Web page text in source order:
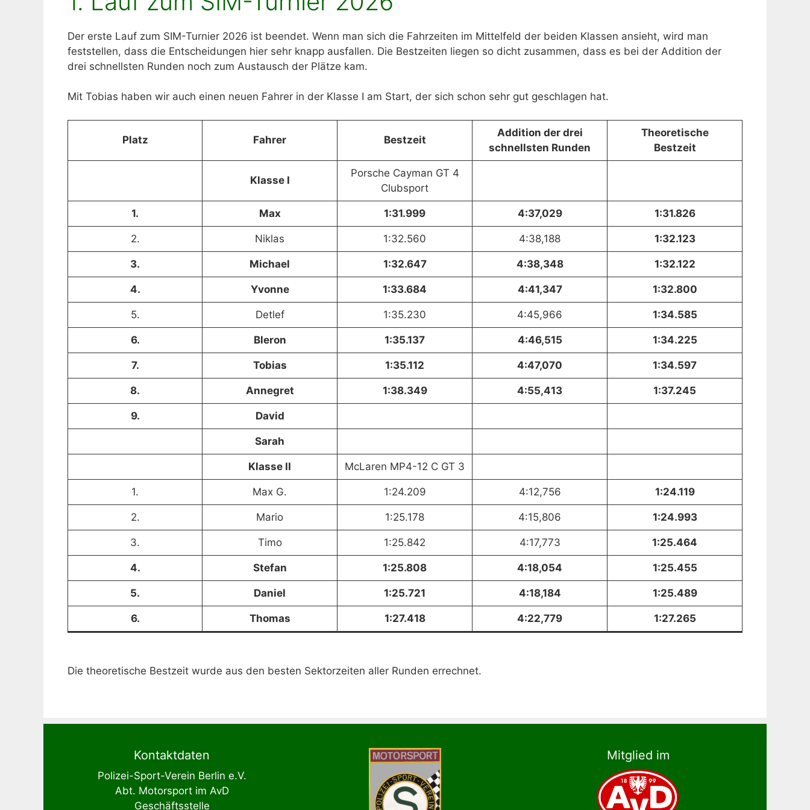
Der erste Lauf zum SIM-Turnier 2026 ist beendet. Wenn man sich die Fahrzeiten im Mittelfeld der beiden Klassen ansieht, wird man
feststellen, dass die Entscheidungen hier sehr knapp ausfallen. Die Bestzeiten liegen so dicht zusammen, dass es bei der Addition der
drei schnellsten Runden noch zum Austausch der Plätze kam.
Mit Tobias haben wir auch einen neuen Fahrer in der Klasse I am Start, der sich schon sehr gut geschlagen hat.
Platz Fahrer Bestzeit
Addition der drei
schnellsten Runden
Theoretische
Bestzeit
Klasse I
Porsche Cayman GT 4
Clubsport
1. Max 1:31.999 4:37,029 1:31.826
2. Niklas 1:32.560 4:38,188 1:32.123
3. Michael 1:32.647 4:38,348 1:32.122
4. Yvonne 1:33.684 4:41,347 1:32.800
5. Detlef 1:35.230 4:45,966 1:34.585
6. Bleron 1:35.137 4:46,515 1:34.225
7. Tobias 1:35.112 4:47,070 1:34.597
8. Annegret 1:38.349 4:55,413 1:37.245
9. David
Sarah
Klasse II McLaren MP4-12 C GT 3
1. Max G. 1:24.209 4:12,756 1:24.119
2. Mario 1:25.178 4:15,806 1:24.993
3. Timo 1:25.842 4:17,773 1:25.464
4. Stefan 1:25.808 4:18,054 1:25.455
5. Daniel 1:25.721 4:18,184 1:25.489
6. Thomas 1:27.418 4:22,779 1:27.265
Die theoretische Bestzeit wurde aus den besten Sektorzeiten aller Runden errechnet.
Kontaktdaten
Polizei-Sport-Verein Berlin e.V.
Abt. Motorsport im AvD
Geschäftsstelle
Mitglied im